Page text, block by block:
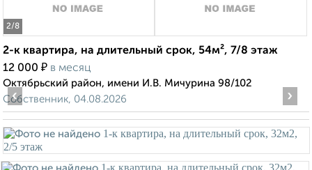
2/8
2-к квартира, на длительный срок, 54м², 7/8 этаж
12 000 ₽ в месяц
Октябрьский район, имени И.В. Мичурина 98/102
Собственник, 04.08.2026
‹ ›